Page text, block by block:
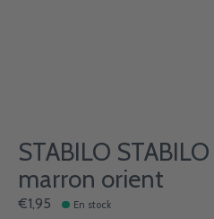
STABILO
marron orient
€1,95 En stock